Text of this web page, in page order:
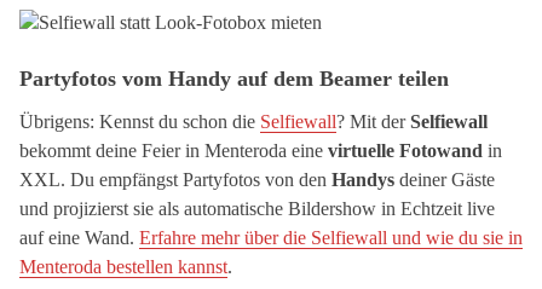
Partyfotos vom Handy auf dem Beamer teilen
Übrigens: Kennst du schon die Selfiewall? Mit derSelfiewall
bekommt deine Feier in Menteroda eine virtuelle Fotowand in
XXL. Du empfängst Partyfotos von den Handys deiner Gäste
und projizierst sie als automatische Bildershow in Echtzeit live
auf eine Wand. Erfahre mehr über die Selfiewall und wie du sie in
Menteroda bestellen kannst.